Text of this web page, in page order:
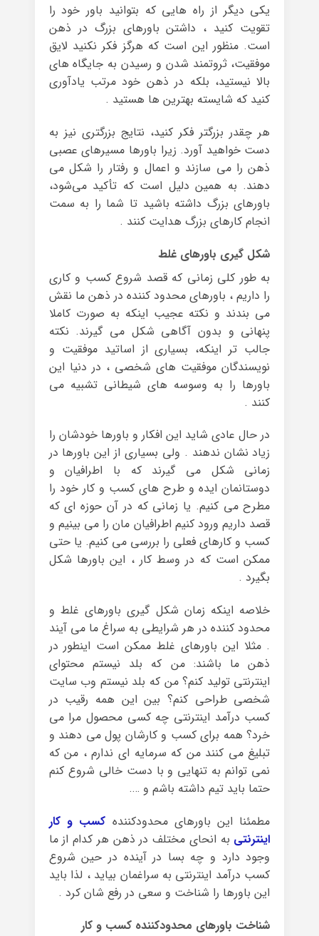
یکی دیگر از راه هایی که بتوانید باور خود را
تقویت کنید ، داشتن باورهای بزرگ در ذهن
است. منظور این است که هرگز فکر نکنید لایق
موفقیت، ثروتمند شدن و رسیدن به جایگاه های
بالا نیستید، بلکه در ذهن خود مرتب یادآوری
کنید که شایسته بهترین ها هستید .
هر چقدر بزرگتر فکر کنید، نتایج بزرگتری نیز به
دست خواهید آورد. زیرا باورها مسیرهای عصبی
ذهن را می سازند و اعمال و رفتار را شکل می
دهند. به همین دلیل است که تأکید می‌شود،
باورهای بزرگ داشته باشید تا شما را به سمت
انجام کارهای بزرگ هدایت کنند .
شکل گیری باورهای غلط
به طور کلی زمانی که قصد شروع کسب و کاری
را داریم ، باورهای محدود کننده در ذهن ما نقش
می بندند و نکته عجیب اینکه به صورت کاملا
پنهانی و بدون آگاهی شکل می گیرند. نکته
جالب تر اینکه، بسیاری از اساتید موفقیت و
نویسندگان موفقیت های شخصی ، در دنیا این
باورها را به وسوسه های شیطانی تشبیه می
کنند .
در حال عادی شاید این افکار و باورها خودشان را
زیاد نشان ندهند . ولی بسیاری از این باورها در
زمانی شکل می گیرند که با اطرافیان و
دوستانمان ایده و طرح های کسب و کار خود را
مطرح می کنیم. یا زمانی که در آن حوزه ای که
قصد داریم ورود کنیم اطرافیان مان را می بینیم و
کسب و کارهای فعلی را بررسی می کنیم. یا حتی
ممکن است که در وسط کار ، این باورها شکل
بگیرد .
خلاصه اینکه زمان شکل گیری باورهای غلط و
محدود کننده در هر شرایطی به سراغ ما می آیند
. مثلا این باورهای غلط ممکن است اینطور در
ذهن ما باشند: من که بلد نیستم محتوای
اینترنتی تولید کنم؟ من که بلد نیستم وب سایت
شخصی طراحی کنم؟ بین این همه رقیب در
کسب درآمد اینترنتی چه کسی محصول مرا می
خرد؟ همه برای کسب و کارشان پول می دهند و
تبلیغ می کنند من که سرمایه ای ندارم ، من که
نمی توانم به تنهایی و با دست خالی شروع کنم
حتما باید تیم داشته باشم و ….
مطمئنا این باورهای محدودکننده کسب و کار
اینترنتی به انحای مختلف در ذهن هر کدام از ما
وجود دارد و چه بسا در آینده در حین شروع
کسب درآمد اینترنتی به سراغمان بیاید ، لذا باید
این باورها را شناخت و سعی در رفع شان کرد .
شناخت باورهای محدودکننده کسب و کار